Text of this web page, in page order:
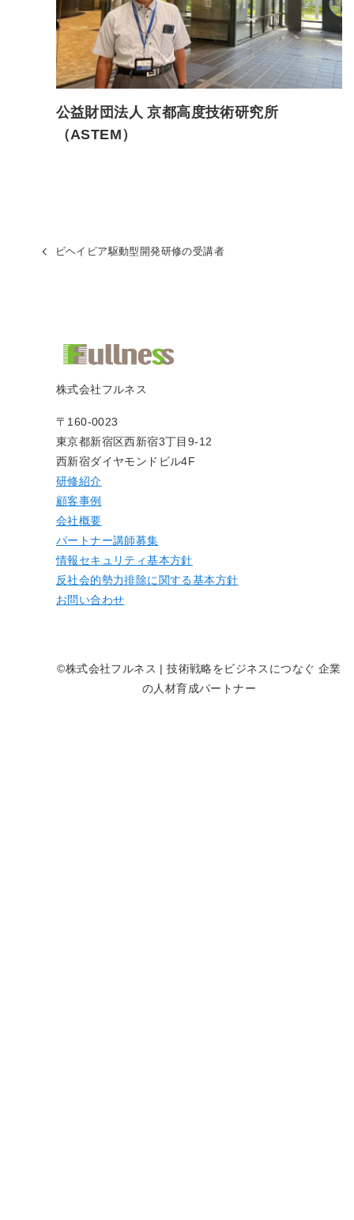
公益財団法人 京都高度技術研究所
（ASTEM）
ビヘイビア駆動型開発研修の受講者
株式会社フルネス
〒160-0023
東京都新宿区西新宿3丁目9-12
西新宿ダイヤモンドビル4F
研修紹介
顧客事例
会社概要
パートナー講師募集
情報セキュリティ基本方針
反社会的勢力排除に関する基本方針
お問い合わせ
©株式会社フルネス | 技術戦略をビジネスにつなぐ 企業
の人材育成パートナー